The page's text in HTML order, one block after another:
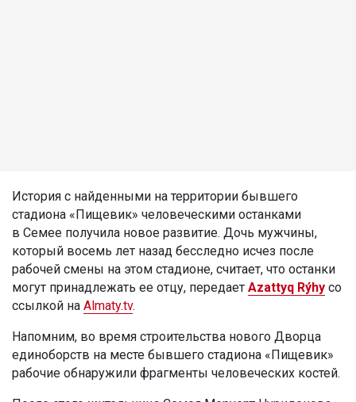
История с найденными на территории бывшего
стадиона «Пищевик» человеческими останками
в Семее получила новое развитие. Дочь мужчины,
который восемь лет назад бесследно исчез после
рабочей смены на этом стадионе, считает, что останки
могут принадлежать ее отцу, передает Azattyq Rýhy со
ссылкой на Almaty.tv.
Напомним, во время строительства нового Дворца
единоборств на месте бывшего стадиона «Пищевик»
рабочие обнаружили фрагменты человеческих костей.